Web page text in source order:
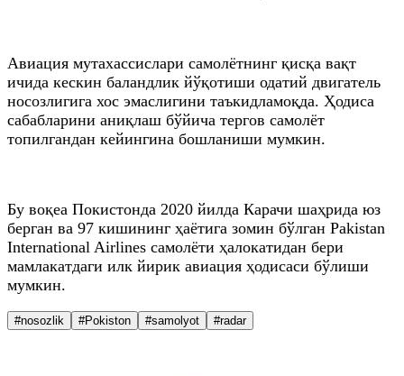
Авиация мутахассислари самолётнинг қисқа вақт
ичида кескин баландлик йўқотиши одатий двигатель
носозлигига хос эмаслигини таъкидламоқда. Ҳодиса
сабабларини аниқлаш бўйича тергов самолёт
топилгандан кейингина бошланиши мумкин.
Бу воқеа Покистонда 2020 йилда Карачи шаҳрида юз
берган ва 97 кишининг ҳаётига зомин бўлган Pakistan
International Airlines самолёти ҳалокатидан бери
мамлакатдаги илк йирик авиация ҳодисаси бўлиши
мумкин.
#nosozlik #Pokiston #samolyot #radar